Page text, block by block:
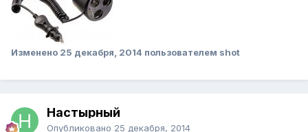
Изменено 25 декабря, 2014 пользователем shot
Настырный
Опубликовано 25 декабря, 2014